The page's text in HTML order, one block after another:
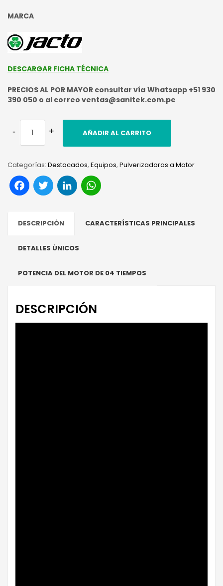
MARCA
DESCARGAR FICHA TÉCNICA
PRECIOS AL POR MAYOR consultar vía Whatsapp +51 930
390 050 o al correo ventas@sanitek.com.pe
AÑADIR AL CARRITO
Categorías: Destacados, Equipos, Pulverizadoras a Motor
Facebook
TwitterLinkedIn
DESCRIPCIÓN CARACTERÍSTICAS PRINCIPALES
DETALLES ÚNICOS
POTENCIA DEL MOTOR DE 04 TIEMPOS
DESCRIPCIÓN